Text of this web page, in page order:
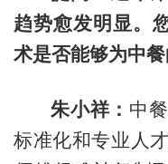
趋势愈发明显。
术是否能够为中
朱小祥： 中
标准化和专业人